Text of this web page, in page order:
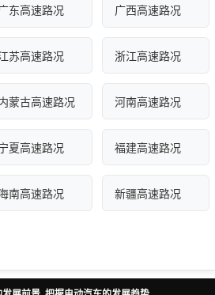
东高速路况 广西高速路况
苏高速路况 浙江高速路况
蒙古高速路况 河南高速路况
夏高速路况 福建高速路况
南高速路况 新疆高速路况